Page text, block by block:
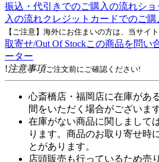
振込・代引きでのご購入の流れシ
入の流れクレジットカードでのご
【ご注意】海外にお住まいの方は、当サイ
取寄せ/Out Of Stockこの商品を問い
ーター
!注意事項ご注文前にご確認ください!
心斎橋店・福岡店に在庫があ
間をいただく場合がございます
在庫がない商品に関しまして
ります。商品のお取り寄せ時
とがあります。
店頭販売も行っているため売